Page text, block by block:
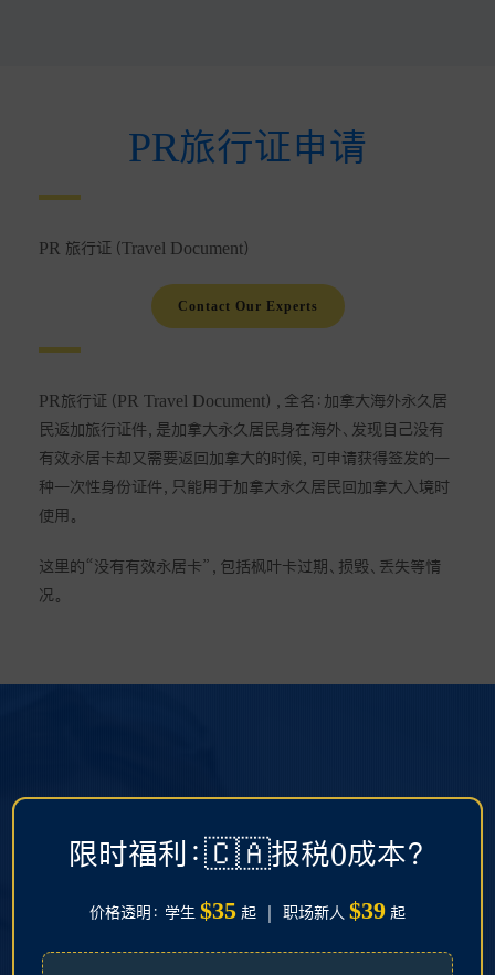
PR旅行证申请
PR 旅行证（Travel Document）
Contact Our Experts
PR旅行证（PR Travel Document），全名：加拿大海外永久居
民返加旅行证件，是加拿大永久居民身在海外、发现自己没有
有效永居卡却又需要返回加拿大的时候，可申请获得签发的一
种一次性身份证件，只能用于加拿大永久居民回加拿大入境时
使用。
这里的“没有有效永居卡”，包括枫叶卡过期、损毁、丢失等情
况。
Have questions?
限时福利：🇨🇦报税0成本？
价格透明： 学生 $35 起 ｜ 职场新人 $39 起